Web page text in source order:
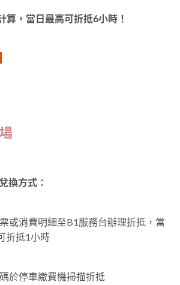
算，當日最高可折抵6小時！
換方式：
或消費明細至B1服務台辦理折抵，當
折抵1小時
於停車繳費機掃描折抵